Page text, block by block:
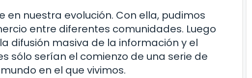
nuestra evolución. Con ella, pudimos
entre diferentes comunidades. Luego
difusión masiva de la información y el
sólo serían el comienzo de una serie de
en el que vivimos.